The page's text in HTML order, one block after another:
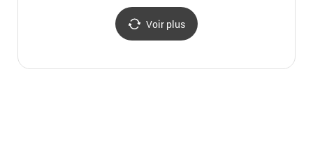
Voir plus